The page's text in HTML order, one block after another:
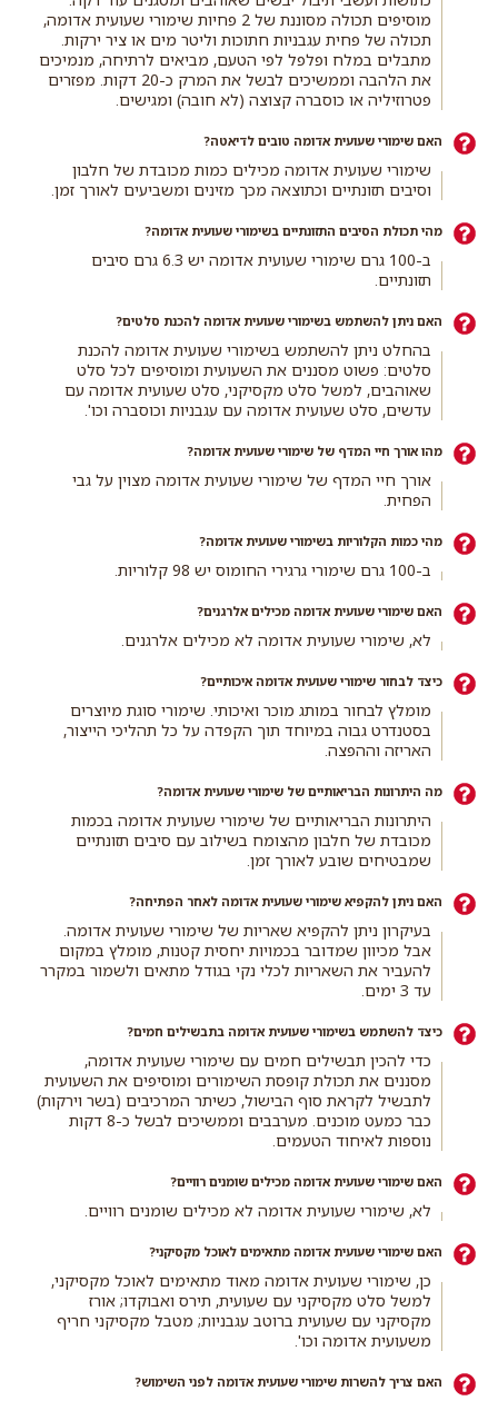
מוסיפים תכולה מסוננת של 2 פחיות שימורי שעועית אדומה,
תכולה של פחית עגבניות חתוכות וליטר מים או ציר ירקות.
מתבלים במלח ופלפל לפי הטעם, מביאים לרתיחה, מנמיכים
את הלהבה וממשיכים לבשל את המרק כ-20 דקות. מפזרים
פטרוזיליה או כוסברה קצוצה (לא חובה) ומגישים.
האם שימורי שעועית אדומה טובים לדיאטה?
שימורי שעועית אדומה מכילים כמות מכובדת של חלבון
וסיבים תזונתיים וכתוצאה מכך מזינים ומשביעים לאורך זמן.
מהי תכולת הסיבים התזונתיים בשימורי שעועית אדומה?
ב-100 גרם שימורי שעועית אדומה יש 6.3 גרם סיבים
תזונתיים.
האם ניתן להשתמש בשימורי שעועית אדומה להכנת סלטים?
בהחלט ניתן להשתמש בשימורי שעועית אדומה להכנת
סלטים: פשוט מסננים את השעועית ומוסיפים לכל סלט
שאוהבים, למשל סלט מקסיקני, סלט שעועית אדומה עם
עדשים, סלט שעועית אדומה עם עגבניות וכוסברה וכו'.
מהו אורך חיי המדף של שימורי שעועית אדומה?
אורך חיי המדף של שימורי שעועית אדומה מצוין על גבי
הפחית.
מהי כמות הקלוריות בשימורי שעועית אדומה?
ב-100 גרם שימורי גרגירי החומוס יש 98 קלוריות.
האם שימורי שעועית אדומה מכילים אלרגנים?
לא, שימורי שעועית אדומה לא מכילים אלרגנים.
כיצד לבחור שימורי שעועית אדומה איכותיים?
מומלץ לבחור במותג מוכר ואיכותי. שימורי סוגת מיוצרים
בסטנדרט גבוה במיוחד תוך הקפדה על כל תהליכי הייצור,
האריזה וההפצה.
מה היתרונות הבריאותיים של שימורי שעועית אדומה?
היתרונות הבריאותיים של שימורי שעועית אדומה בכמות
מכובדת של חלבון מהצומח בשילוב עם סיבים תזונתיים
שמבטיחים שובע לאורך זמן.
האם ניתן להקפיא שימורי שעועית אדומה לאחר הפתיחה?
בעיקרון ניתן להקפיא שאריות של שימורי שעועית אדומה.
אבל מכיוון שמדובר בכמויות יחסית קטנות, מומלץ במקום
להעביר את השאריות לכלי נקי בגודל מתאים ולשמור במקרר
עד 3 ימים.
כיצד להשתמש בשימורי שעועית אדומה בתבשילים חמים?
כדי להכין תבשילים חמים עם שימורי שעועית אדומה,
מסננים את תכולת קופסת השימורים ומוסיפים את השעועית
לתבשיל לקראת סוף הבישול, כשיתר המרכיבים (בשר וירקות)
כבר כמעט מוכנים. מערבבים וממשיכים לבשל כ-8 דקות
נוספות לאיחוד הטעמים.
האם שימורי שעועית אדומה מכילים שומנים רוויים?
לא, שימורי שעועית אדומה לא מכילים שומנים רוויים.
האם שימורי שעועית אדומה מתאימים לאוכל מקסיקני?
כן, שימורי שעועית אדומה מאוד מתאימים לאוכל מקסיקני,
למשל סלט מקסיקני עם שעועית, תירס ואבוקדו; אורז
מקסיקני עם שעועית ברוטב עגבניות; מטבל מקסיקני חריף
משעועית אדומה וכו'.
האם צריך להשרות שימורי שעועית אדומה לפני השימוש?